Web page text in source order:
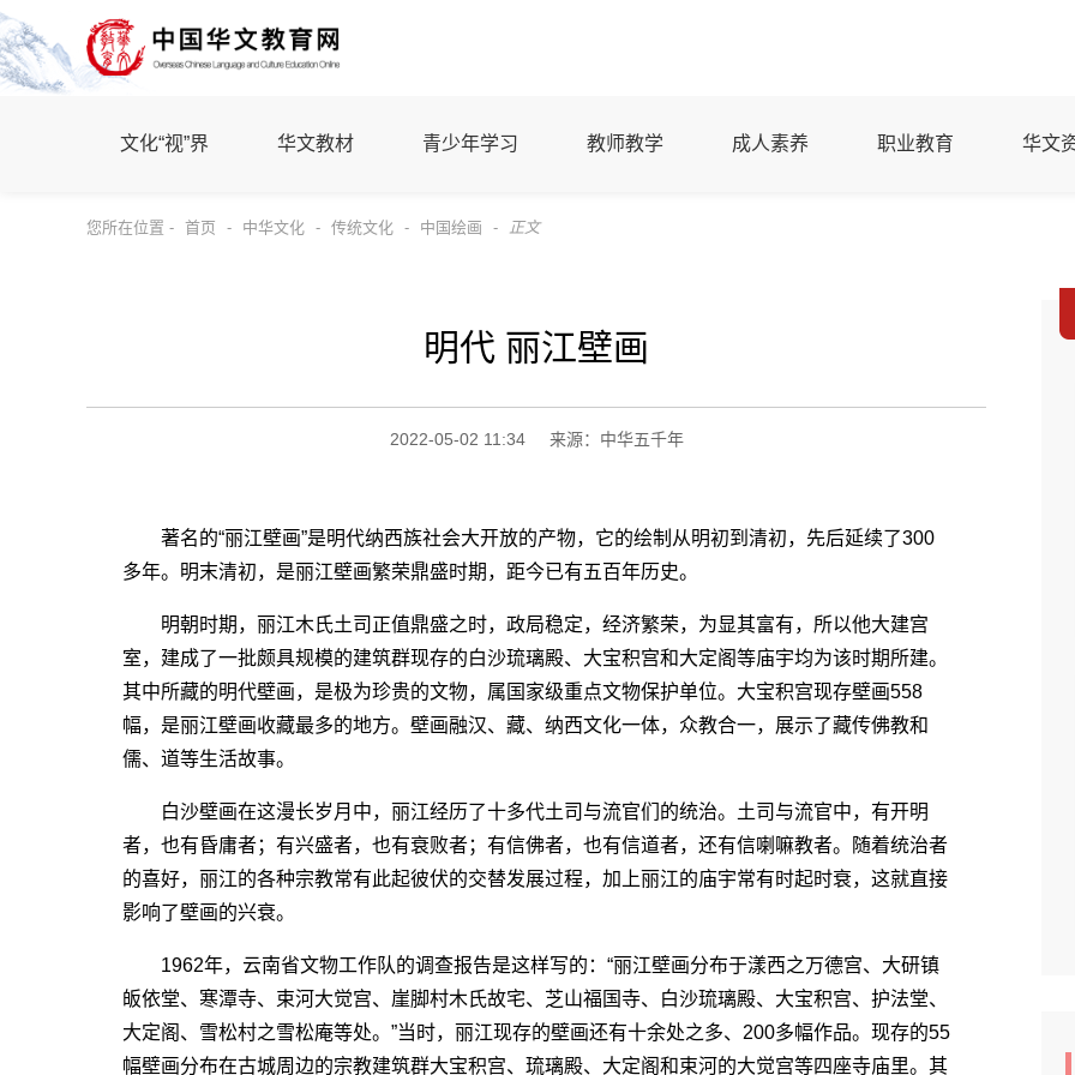
文化“视”界 华文教材 青少年学习 教师教学 成人素养 职业教育 华文
您所在位置 - 首页 - 中华文化 - 传统文化 - 中国绘画 - 正文
明代 丽江壁画
2022-05-02 11:34 来源：中华五千年
著名的“丽江壁画”是明代纳西族社会大开放的产物，它的绘制从明初到清初，先后延续了300
多年。明末清初，是丽江壁画繁荣鼎盛时期，距今已有五百年历史。
明朝时期，丽江木氏土司正值鼎盛之时，政局稳定，经济繁荣，为显其富有，所以他大建宫
室，建成了一批颇具规模的建筑群现存的白沙琉璃殿、大宝积宫和大定阁等庙宇均为该时期所建。
其中所藏的明代壁画，是极为珍贵的文物，属国家级重点文物保护单位。大宝积宫现存壁画558
幅，是丽江壁画收藏最多的地方。壁画融汉、藏、纳西文化一体，众教合一，展示了藏传佛教和
儒、道等生活故事。
白沙壁画在这漫长岁月中，丽江经历了十多代土司与流官们的统治。土司与流官中，有开明
者，也有昏庸者；有兴盛者，也有衰败者；有信佛者，也有信道者，还有信喇嘛教者。随着统治者
的喜好，丽江的各种宗教常有此起彼伏的交替发展过程，加上丽江的庙宇常有时起时衰，这就直接
影响了壁画的兴衰。
1962年，云南省文物工作队的调查报告是这样写的：“丽江壁画分布于漾西之万德宫、大研镇
皈依堂、寒潭寺、束河大觉宫、崖脚村木氏故宅、芝山福国寺、白沙琉璃殿、大宝积宫、护法堂、
大定阁、雪松村之雪松庵等处。”当时，丽江现存的壁画还有十余处之多、200多幅作品。现存的55
幅壁画分布在古城周边的宗教建筑群大宝积宫、琉璃殿、大定阁和束河的大觉宫等四座寺庙里。其